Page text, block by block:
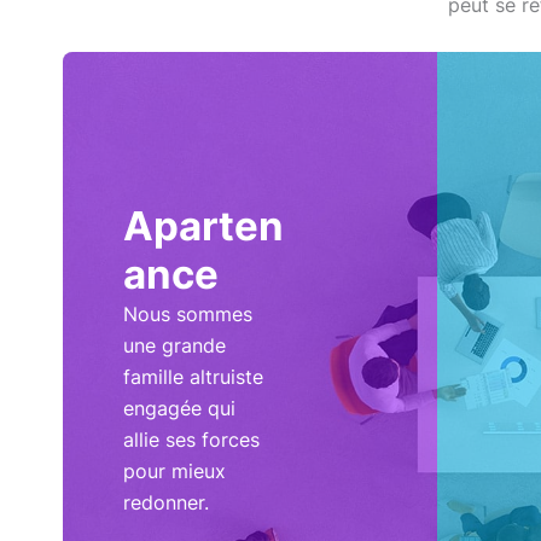
peut se
Aparten
ance
Nous sommes
une grande
famille altruiste
engagée qui
allie ses forces
pour mieux
redonner.